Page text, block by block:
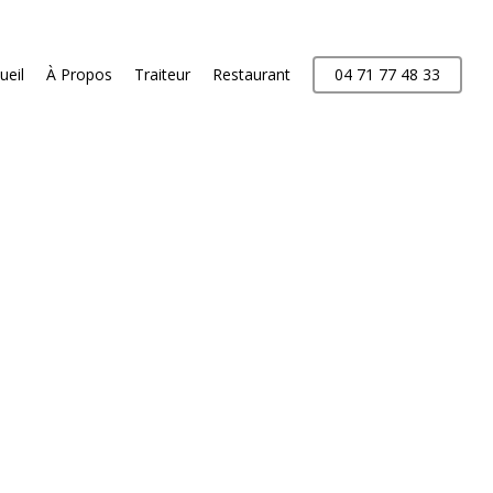
À Propos Traiteur Restaurant 04 71 77 48 33